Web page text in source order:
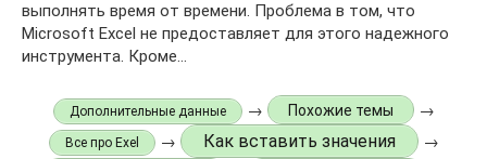
выполнять время от времени. Проблема в том, что
Microsoft Excel не предоставляет для этого надежного
инструмента. Кроме…
Дополнительные данные → Похожие темы →
Все про Exel → Как вставить значения →